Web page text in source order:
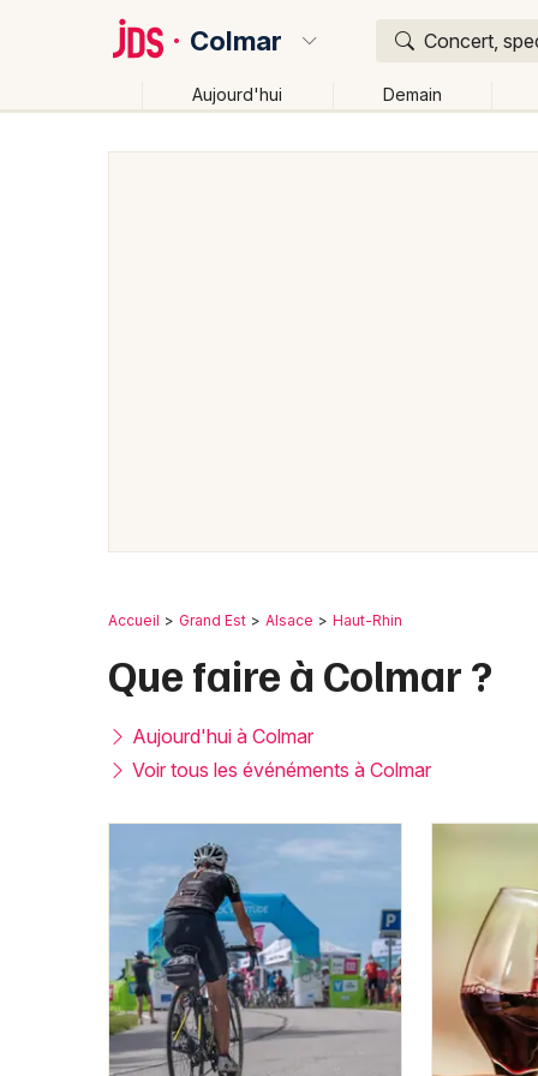
Colmar Concert,
Aujourd'hui Demain
Accueil Grand Est Alsace Haut-Rhin
Que faire à Colmar ?
Aujourd'hui à Colmar
Voir tous les événéments à Colmar